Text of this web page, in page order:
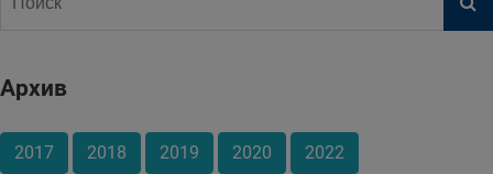
Архив
2017 2018 2019 2020 2022